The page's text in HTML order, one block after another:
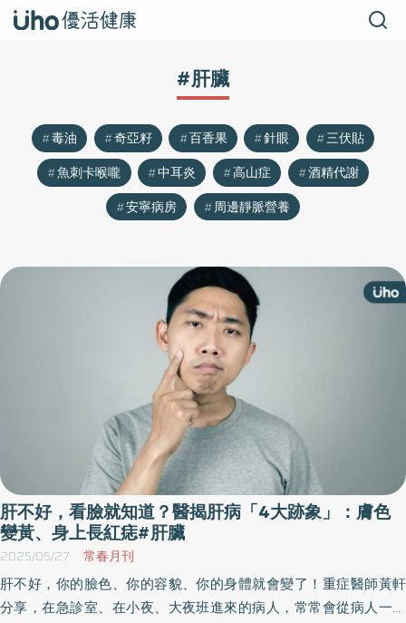
#肝臟
毒油 奇亞籽 百香果 針眼
三伏貼
魚刺卡喉嚨
中耳炎 高山症
酒精代謝
安寧病房
周邊靜脈營養
肝不好，看臉就知道？醫揭肝病「4大跡象」：膚色
變黃、身上長紅痣#肝臟
2025/05/27 常春月刊
肝不好，你的臉色、你的容貌、你的身體就會變了！重症醫師黃軒
分享，在急診室、在小夜、大夜班進來的病人，常常會從病人一進